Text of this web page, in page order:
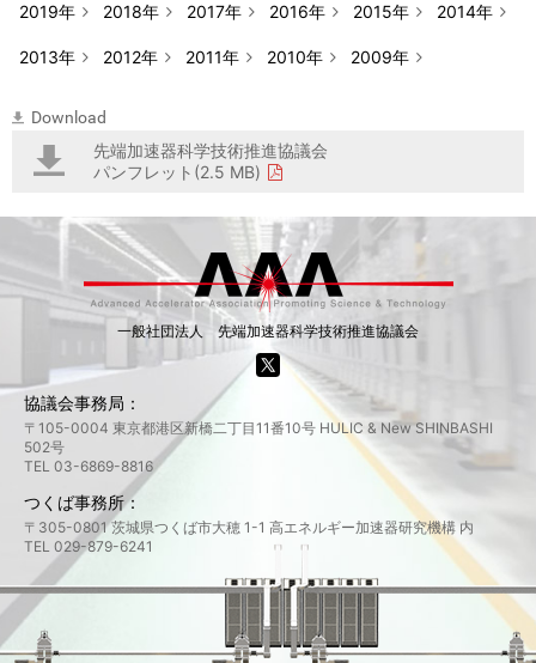
2019年 2018年 2017年 2016年 2015年 2014年
2013年 2012年 2011年 2010年 2009年
Download
先端加速器科学技術推進協議会
パンフレット(2.5 MB)
一般社団法人 先端加速器科学技術推進協議会
協議会事務局：
〒105-0004 東京都港区新橋二丁目11番10号 HULIC & New SHINBASHI
502号
TEL 03-6869-8816
つくば事務所：
〒305-0801 茨城県つくば市大穂 1-1 高エネルギー加速器研究機構 内
TEL 029-879-6241